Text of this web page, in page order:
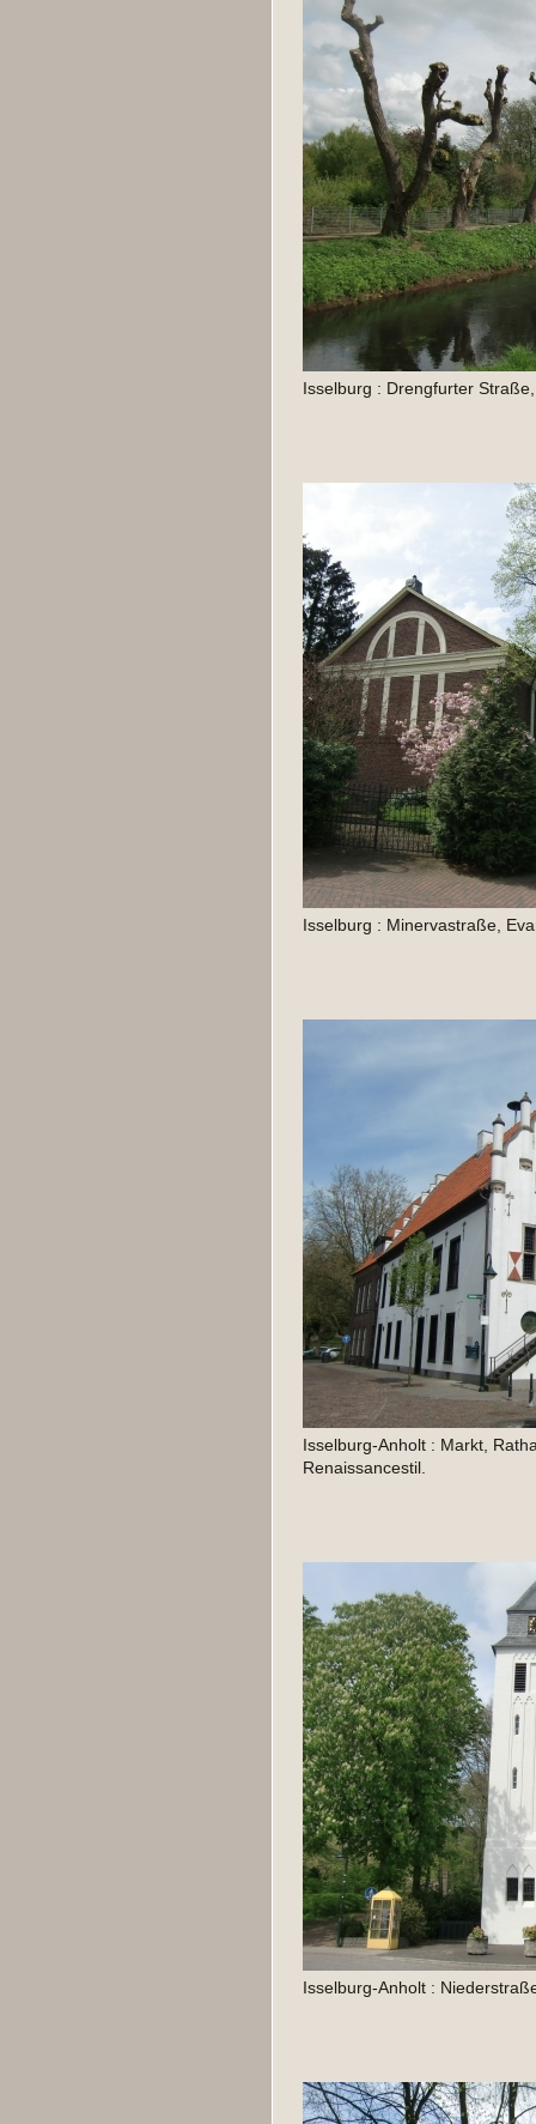
Isselburg : Drengfurter
Isselburg : Minervastraße,
Isselburg-Anholt : Markt,
Renaissancestil.
Isselburg-Anholt :